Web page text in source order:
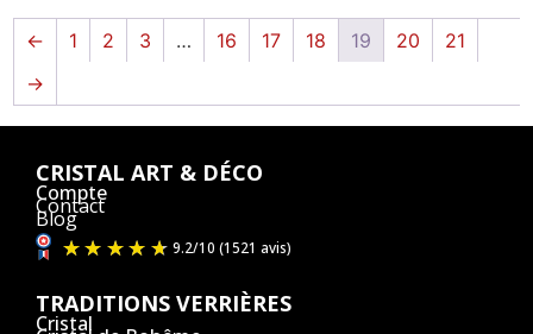
← 1 2 3 … 16 17 18 19 20
21
→
CRISTAL ART & DÉCO
Compte
Contact
Blog
TRADITIONS VERRIÈRES
Cristal